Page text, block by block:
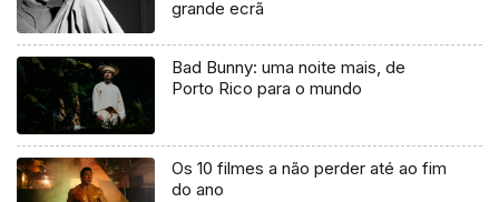
grande ecrã
Bad Bunny: uma noite mais, de
Porto Rico para o mundo
Os 10 filmes a não perder até ao fim
do ano